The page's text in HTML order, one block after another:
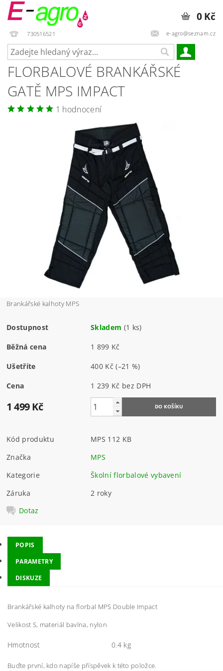
730516521 e-agro@seznam.cz
0 Kč
FLORBALOVÉ BRANKÁŘSKÉ
GATĚ MPS IMPACT
1 hodnocení
Brankářské kalhoty MPS
Dostupnost Skladem (1 ks)
Běžná cena 1 899 Kč
Ušetříte 400 Kč(–21 %)
Cena 1 239 Kč bez DPH
1 499 Kč
Kód produktu
MPS 112 KB
Značka
MPS
Kategorie
Školní florbalové vybavení
Záruka
2 roky
Dotaz
POPIS
PARAMETRY
DISKUZE
Brankářské kalhoty na florbal MPS Double Impact
Velikost S, materiál bavlna, nylon
Hmotnost 0.4 kg
Buďte první, kdo napíše příspěvek k této položce.